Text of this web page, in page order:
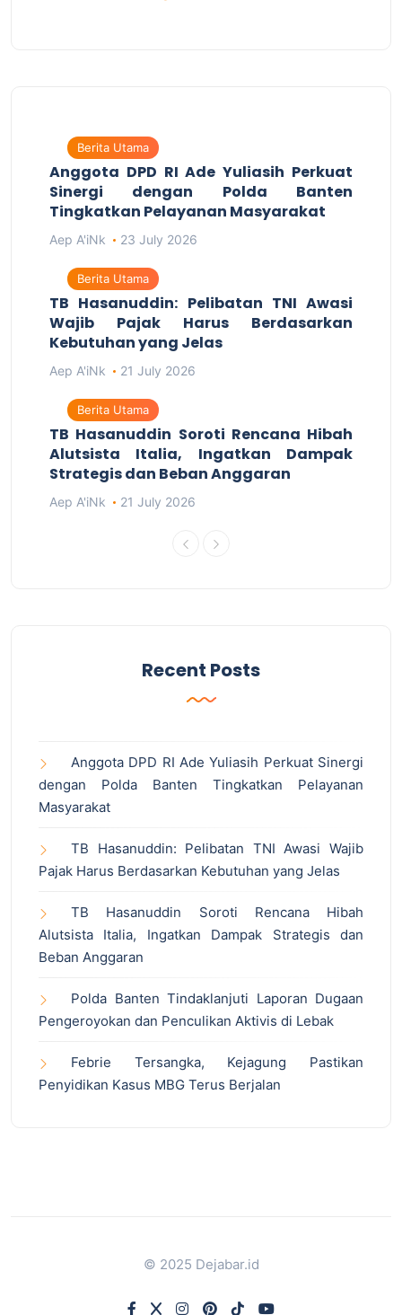
Berita Utama
Anggota DPD RI Ade Yuliasih Perkuat
Sinergi dengan Polda Banten
Tingkatkan Pelayanan Masyarakat
Aep A'iNk 23 July 2026
Berita Utama
TB Hasanuddin: Pelibatan TNI Awasi
Wajib Pajak Harus Berdasarkan
Kebutuhan yang Jelas
Aep A'iNk 21 July 2026
Berita Utama
TB Hasanuddin Soroti Rencana Hibah
Alutsista Italia, Ingatkan Dampak
Strategis dan Beban Anggaran
Aep A'iNk 21 July 2026
Recent Posts
Anggota DPD RI Ade Yuliasih Perkuat Sinergi
dengan Polda Banten Tingkatkan Pelayanan
Masyarakat
TB Hasanuddin: Pelibatan TNI Awasi Wajib
Pajak Harus Berdasarkan Kebutuhan yang Jelas
TB Hasanuddin Soroti Rencana Hibah
Alutsista Italia, Ingatkan Dampak Strategis dan
Beban Anggaran
Polda Banten Tindaklanjuti Laporan Dugaan
Pengeroyokan dan Penculikan Aktivis di Lebak
Febrie Tersangka, Kejagung Pastikan
Penyidikan Kasus MBG Terus Berjalan
© 2025 Dejabar.id